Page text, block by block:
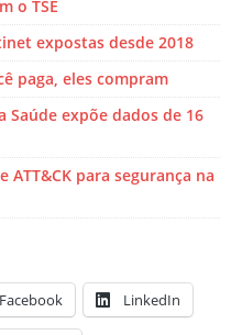
o TSE
expostas desde 2018
paga, eles compram
expõe dados de 16
para segurança na
Facebook LinkedIn